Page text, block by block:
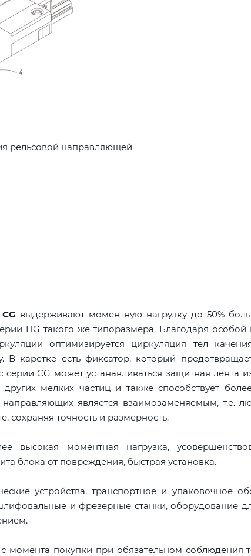
рельсовой направляющей
CG выдерживают моментную нагрузку до 50%
HG такого же типоразмера. Благодаря
оптимизируется циркуляция тел
В каретке есть фиксатор, который
CG может устанавливаться защитная лента
мелких частиц и также способствует
является взаимозаменяемым, т.е.
сохраняя точность и размерность.
высокая моментная нагрузка,
блока от повреждения, быстрая установка.
устройства, транспортное и упаковочное
и фрезерные станки, оборудование
с момента покупки при обязательном соблюдения